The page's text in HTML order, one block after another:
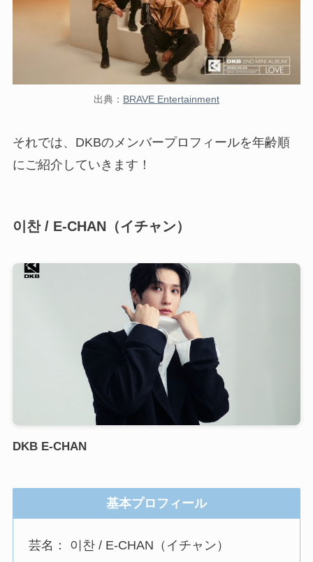
出典： BRAVE Entertainment
それでは、DKBのメンバープロフィールを年齢順
にご紹介していきます！
이찬 / E-CHAN （イチャン）
DKB E-CHAN
基本プロフィール
芸名： 이찬 / E-CHAN（イチャン）